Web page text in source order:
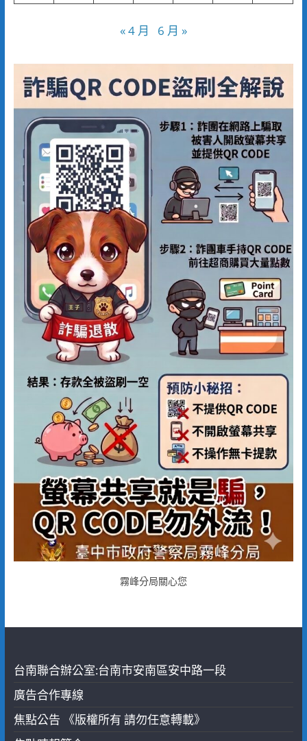
« 4 月 6 月 »
霧峰分局關心您
台南聯合辦公室:台南市安南區安中路一段
廣告合作專線
焦點公告 《版權所有 請勿任意轉載》